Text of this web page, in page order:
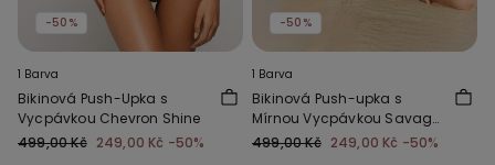
-50%
1 Barva
Bikinová Push-Upka s
Vycpávkou Chevron Shine
499,00 Kč 249,00 Kč -50%
-50%
1 Barva
Bikinová Push-upka s
Mírnou Vycpávkou Savage
Sun
499,00 Kč 249,00 Kč -50%